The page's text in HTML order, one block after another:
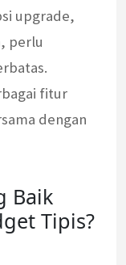
upgrade,
perlu
fitur
dengan
Baik
Tipis?